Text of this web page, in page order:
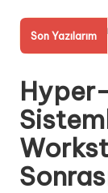
a
Ş
A
H
A
N
Son Yazılarım
Kurulumu